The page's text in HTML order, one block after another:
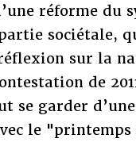
réforme du
sociétale,
sur la
de
se garder
le "printemps